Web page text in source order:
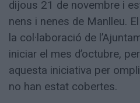
dijous 21 de novembre i
nens i nenes de Manlleu.
la col·laboració de
iniciar el mes d’octubre,
aquesta iniciativa per
no han estat cobertes.